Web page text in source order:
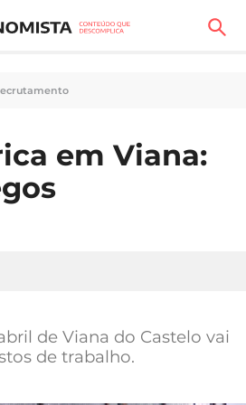
em Viana:
de Viana do Castelo vai
de trabalho.